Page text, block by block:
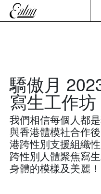
驕傲月
寫生工作坊
我們相信每個人都
與香港體模社合作
港跨性別支援組織
跨性別人體聚焦寫
身體的模樣及美麗！